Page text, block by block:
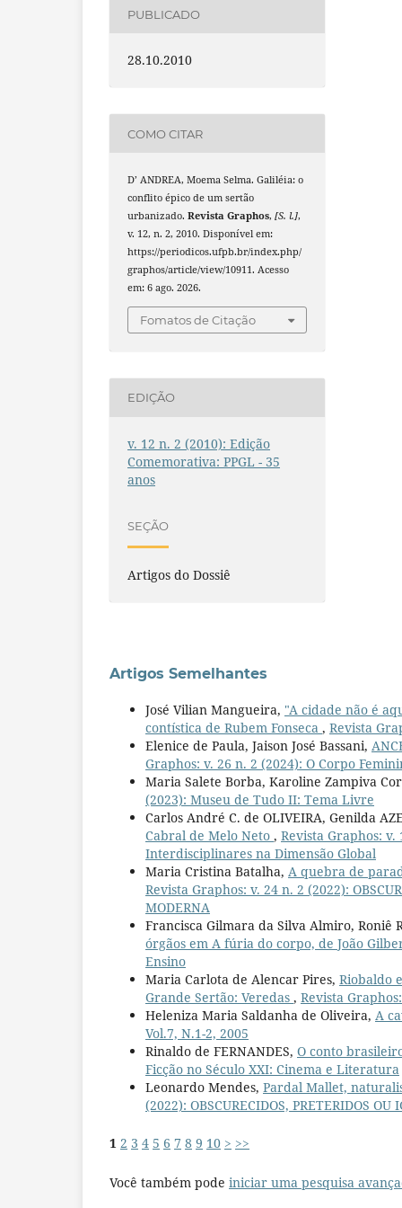
PUBLICADO
28.10.2010
COMO CITAR
D’ ANDREA, Moema Selma. Galiléia: o
conflito épico de um sertão
urbanizado.Revista Graphos,[S. l.],
v. 12, n. 2, 2010. Disponível em:
https://periodicos.ufpb.br/index.php/
graphos/article/view/10911. Acesso
em: 6 ago. 2026.
Fomatos de Citação
EDIÇÃO
v. 12 n. 2 (2010): Edição
Comemorativa: PPGL - 35
anos
SEÇÃO
Artigos do Dossiê
Artigos Semelhantes
José Vilian Mangueira, "A cidade não é
contística de Rubem Fonseca , Revista
Elenice de Paula, Jaison José Bassani,
Graphos: v. 26 n. 2 (2024): O Corpo
Maria Salete Borba, Karoline Zampiva
(2023): Museu de Tudo II: Tema Livre
Carlos André C. de OLIVEIRA, Genilda
Cabral de Melo Neto , Revista Graphos:
Interdisciplinares na Dimensão Global
Maria Cristina Batalha, A quebra de
Revista Graphos: v. 24 n. 2 (2022):
MODERNA
Francisca Gilmara da Silva Almiro, Roniê
órgãos em A fúria do corpo, de João
Ensino
Maria Carlota de Alencar Pires, Riobaldo
Grande Sertão: Veredas , Revista
Heleniza Maria Saldanha de Oliveira, A
Vol.7, N.1-2, 2005
Rinaldo de FERNANDES, O conto
Ficção no Século XXI: Cinema e Literatura
Leonardo Mendes, Pardal Mallet,
(2022): OBSCURECIDOS, PRETERIDOS
1 2 3 4 5 6 7 8 9 10 > >>
Você também pode iniciar uma pesquisa